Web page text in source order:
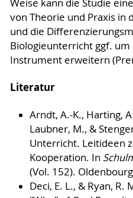
Weise kann die Studie
von Theorie und Praxis in
und die
Biologieunterricht ggf.
Instrument erweitern
Literatur
Arndt, A.-K., Harting,
Laubner, M., &
Unterricht. Leitideen
Kooperation. In
(Vol. 152).
Deci, E. L., & Ryan, R.